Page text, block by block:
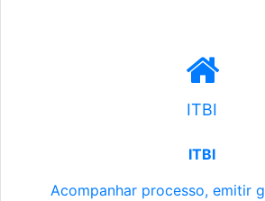
ITBI
ITBI
Acompanhar processo, emitir